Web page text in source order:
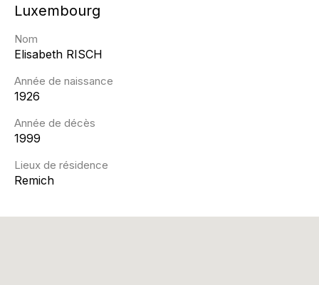
Luxembourg
Nom
Elisabeth RISCH
Année de naissance
1926
Année de décès
1999
Lieux de résidence
Remich